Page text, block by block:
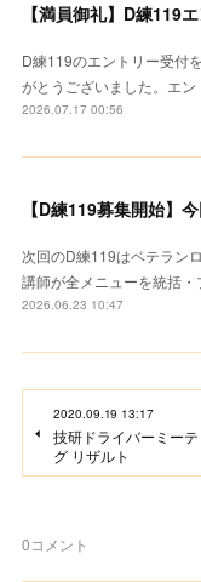
【満員御礼】D練119
D練119のエントリー受付
がとうございました。エ
2026.07.17 00:56
次回のD練119はベテラン
講師が全メニューを統括
2026.06.23 10:47
2020.09.19 13:17
技研ドライバーミー
グ リザルト
0コメント